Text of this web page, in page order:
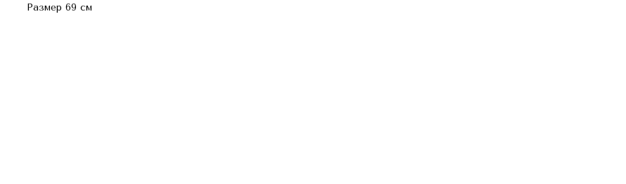
Размер 69 см